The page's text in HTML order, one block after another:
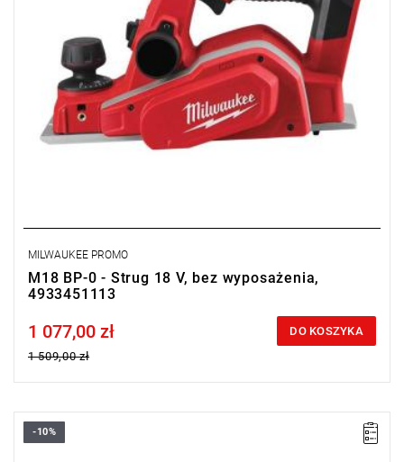
MILWAUKEE PROMO
M18 BP-0 - Strug 18 V, bez wyposażenia,
4933451113
Price tax included
1 077,00 zł
1 509,00 zł
DO KOSZYKA
• Napięcie: 18 V
-10%